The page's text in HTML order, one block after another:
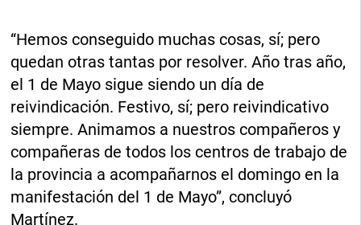
“Hemos conseguido muchas cosas, sí; pero
quedan otras tantas por resolver. Año tras año,
el 1 de Mayo sigue siendo un día de
reivindicación. Festivo, sí; pero reivindicativo
siempre. Animamos a nuestros compañeros y
compañeras de todos los centros de trabajo de
la provincia a acompañarnos el domingo en la
manifestación del 1 de Mayo”, concluyó
Martínez.